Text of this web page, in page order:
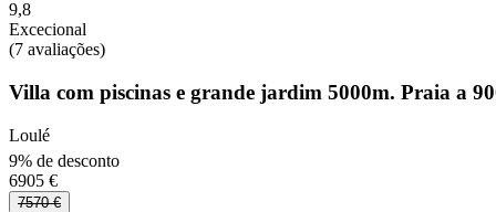
9,8
Excecional
(7 avaliações)
Villa com piscinas e grande jardim 5000m. Praia a
Loulé
9% de desconto
6905 €
7570 €